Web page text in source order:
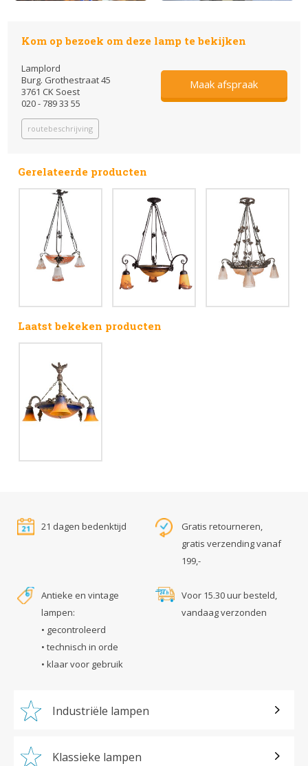
Kom op bezoek om deze lamp te bekijken
Lamplord
Burg. Grothestraat 45
3761 CK Soest
020 - 789 33 55
routebeschrijving
Maak afspraak
Gerelateerde producten
Laatst bekeken producten
21 dagen bedenktijd
Gratis retourneren,
gratis verzending vanaf
199,-
Antieke en vintage
lampen:
• gecontroleerd
• technisch in orde
• klaar voor gebruik
Voor 15.30 uur besteld,
vandaag verzonden
Industriële lampen
Klassieke lampen